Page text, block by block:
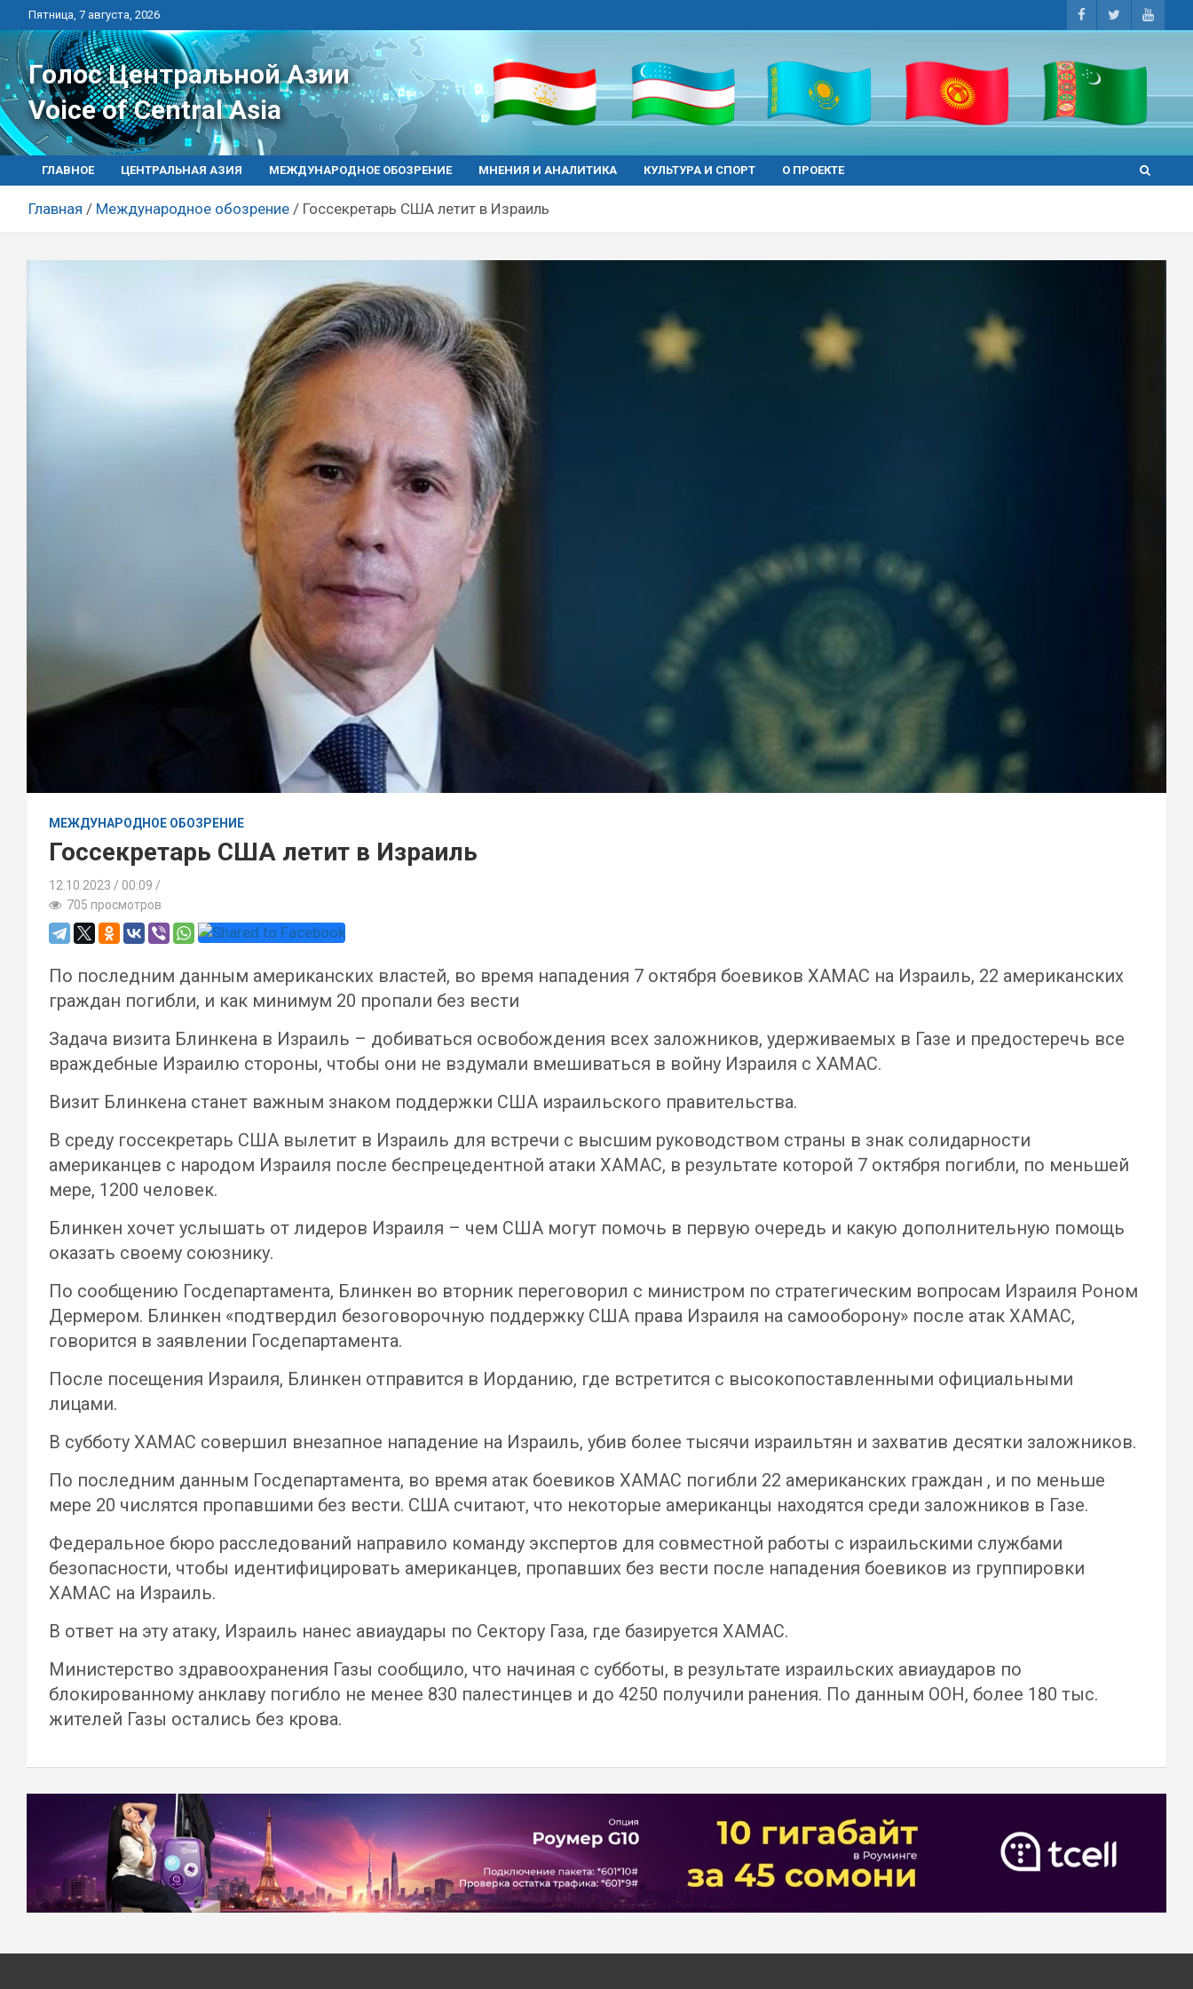
Перейти
к
контенту
Пятница, 7 августа, 2026
Голос Центральной Азии
Voice of Central Asia
ГЛАВНОЕ ЦЕНТРАЛЬНАЯ АЗИЯ МЕЖДУНАРОДНОЕ ОБОЗРЕНИЕ МНЕНИЯ И АНАЛИТИКА КУЛЬТУРА И СПОРТ О ПРОЕКТЕ
Главная Международное обозрение Госсекретарь США летит в Израиль
МЕЖДУНАРОДНОЕ ОБОЗРЕНИЕ
Госсекретарь США летит в Израиль
12.10.2023
00:09 /
705 просмотров
По последним данным американских властей, во время нападения 7 октября боевиков ХАМАС на Израиль, 22 американских
граждан погибли, и как минимум 20 пропали без вести
Задача визита Блинкена в Израиль – добиваться освобождения всех заложников, удерживаемых в Газе и предостеречь все
враждебные Израилю стороны, чтобы они не вздумали вмешиваться в войну Израиля с ХАМАС.
Визит Блинкена станет важным знаком поддержки США израильского правительства.
В среду госсекретарь США вылетит в Израиль для встречи с высшим руководством страны в знак солидарности
американцев с народом Израиля после беспрецедентной атаки ХАМАС, в результате которой 7 октября погибли, по меньшей
мере, 1200 человек.
Блинкен хочет услышать от лидеров Израиля – чем США могут помочь в первую очередь и какую дополнительную помощь
оказать своему союзнику.
По сообщению Госдепартамента, Блинкен во вторник переговорил с министром по стратегическим вопросам Израиля Роном
Дермером. Блинкен «подтвердил безоговорочную поддержку США права Израиля на самооборону» после атак ХАМАС,
говорится в заявлении Госдепартамента.
После посещения Израиля, Блинкен отправится в Иорданию, где встретится с высокопоставленными официальными
лицами.
В субботу ХАМАС совершил внезапное нападение на Израиль, убив более тысячи израильтян и захватив десятки заложников.
По последним данным Госдепартамента, во время атак боевиков ХАМАС погибли 22 американских граждан , и по меньше
мере 20 числятся пропавшими без вести. США считают, что некоторые американцы находятся среди заложников в Газе.
Федеральное бюро расследований направило команду экспертов для совместной работы с израильскими службами
безопасности, чтобы идентифицировать американцев, пропавших без вести после нападения боевиков из группировки
ХАМАС на Израиль.
В ответ на эту атаку, Израиль нанес авиаудары по Сектору Газа, где базируется ХАМАС.
Министерство здравоохранения Газы сообщило, что начиная с субботы, в результате израильских авиаударов по
блокированному анклаву погибло не менее 830 палестинцев и до 4250 получили ранения. По данным ООН, более 180 тыс.
жителей Газы остались без крова.
Навигация
записям